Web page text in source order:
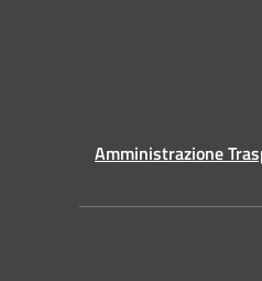
Amministrazione